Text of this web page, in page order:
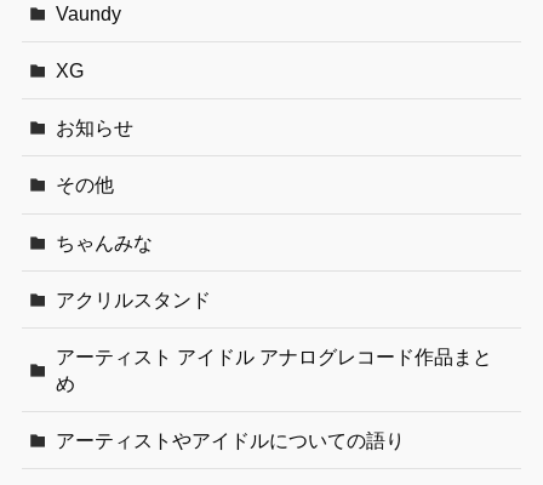
Vaundy
XG
お知らせ
その他
ちゃんみな
アクリルスタンド
アーティスト アイドル アナログレコード作品まと
め
アーティストやアイドルについての語り